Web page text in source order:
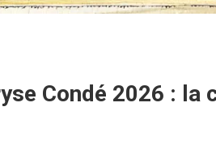
Condé 2026 : la